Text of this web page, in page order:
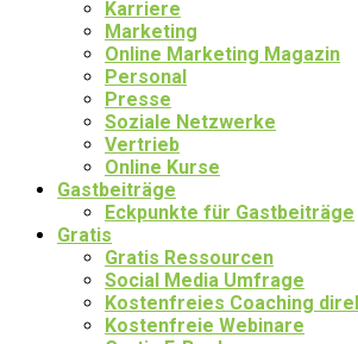
Karriere
Marketing
Online Marketing Magazin
Personal
Presse
Soziale Netzwerke
Vertrieb
Online Kurse
Gastbeiträge
Eckpunkte für Gastbeiträge
Gratis
Gratis Ressourcen
Social Media Umfrage
Kostenfreies Coaching
Kostenfreie Webinare